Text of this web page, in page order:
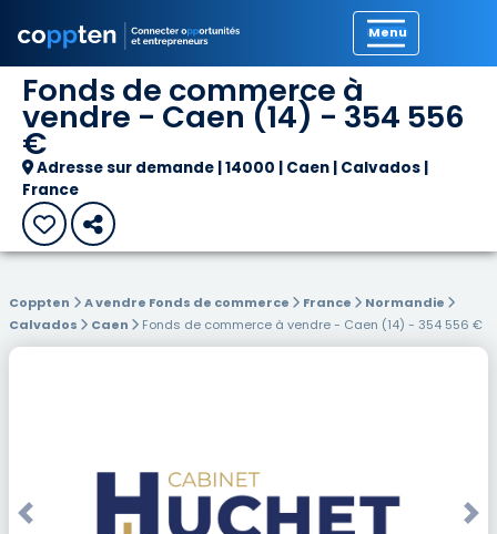
Fonds de commerce à
vendre - Caen (14) - 354 556
€
Adresse sur demande | 14000 | Caen | Calvados |
France
Coppten A vendre Fonds de commerce France
Normandie
Calvados
Caen Fonds de commerce à vendre - Caen (14) - 354 556 €
Previous